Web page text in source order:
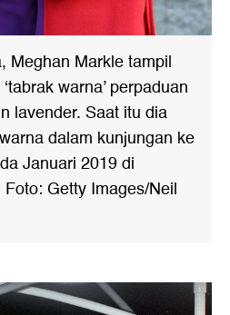
Meghan Markle tampil
warna’ perpaduan
lavender. Saat itu dia
dalam kunjungan ke
Januari 2019 di
Getty Images/Neil